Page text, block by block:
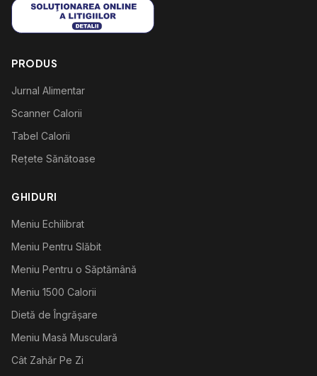
PRODUS
Jurnal Alimentar
Scanner Calorii
Tabel Calorii
Rețete Sănătoase
GHIDURI
Meniu Echilibrat
Meniu Pentru Slăbit
Meniu Pentru o Săptămână
Meniu 1500 Calorii
Dietă de Îngrășare
Meniu Masă Musculară
Cât Zahăr Pe Zi